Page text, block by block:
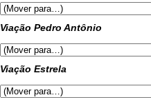
Viação Pedro Antônio
Viação Estrela